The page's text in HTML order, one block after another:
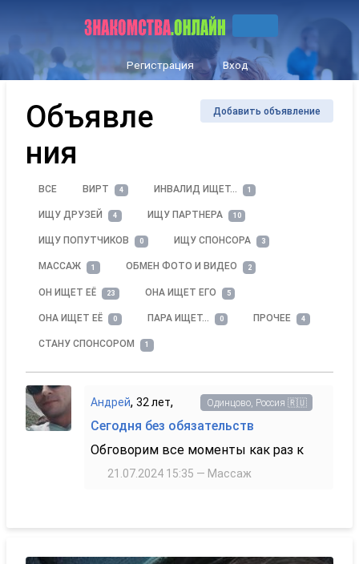
Регистрация Вход
Объявле
ния
Добавить объявление
ВСЕ ВИРТ 4 ИНВАЛИД ИЩЕТ... 1
ИЩУ ДРУЗЕЙ 4 ИЩУ ПАРТНЕРА 10
ИЩУ ПОПУТЧИКОВ 0 ИЩУ СПОНСОРА 3
МАССАЖ 1 ОБМЕН ФОТО И ВИДЕО 2
ОН ИЩЕТ ЕЁ 23 ОНА ИЩЕТ ЕГО 5
ОНА ИЩЕТ ЕЁ 0 ПАРА ИЩЕТ… 0 ПРОЧЕЕ 4
СТАНУ СПОНСОРОМ 1
Андрей, 32 лет, Одинцово, Россия 🇷🇺
Сегодня без обязательств
Обговорим все моменты как раз к
21.07.2024 15:35 — Массаж